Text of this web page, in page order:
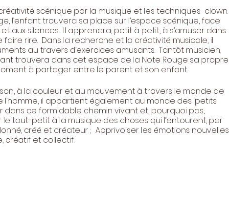
scénique par la musique et les techniques clown.
l’enfant trouvera sa place sur l’espace scénique, face
aux silences. Il apprendra, petit à petit, à s’amuser dans
faire rire. Dans la recherche et la créativité musicale, il
au travers d’exercices amusants. Tantôt musicien,
trouvera dans cet espace de la Note Rouge sa propre
à partager entre le parent et son enfant.
son, à la couleur et au mouvement à travers le monde de
l’homme, il appartient également au monde des ‘petits
dans ce formidable chemin vivant et, pourquoi pas,
tout-petit à la musique des choses qui l’entourent, par
créé et créateur ; Apprivoiser les émotions nouvelles
créatif et collectif.